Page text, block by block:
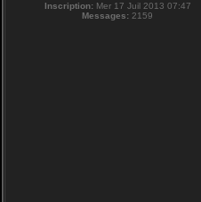
Inscription:Mer 17 Juil 2013 07:47
Messages: 2159